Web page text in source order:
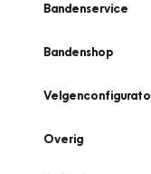
Bandenservice
Bandenshop
Overig